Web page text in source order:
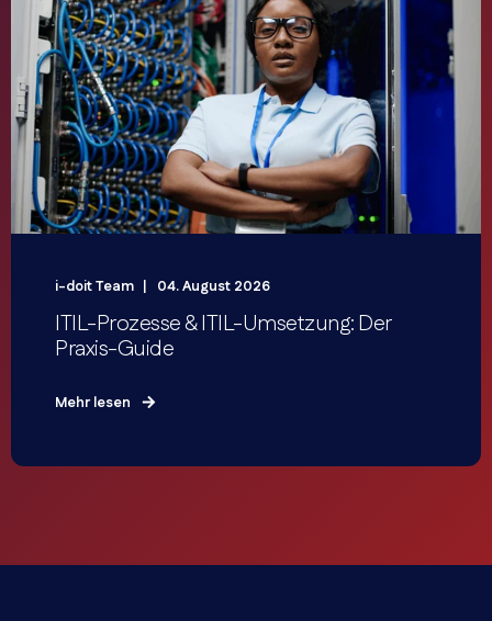
i-doit Team 04. August 2026
ITIL-Prozesse & ITIL-Umsetzung: Der
Praxis-Guide
Mehr lesen